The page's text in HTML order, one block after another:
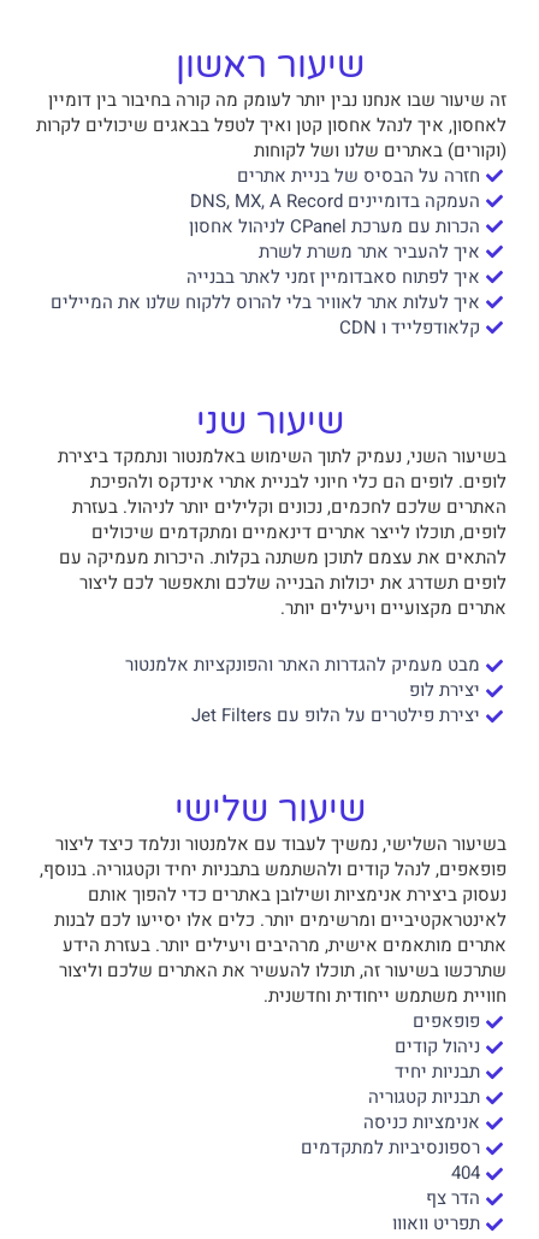
שיעור ראשון
זה שיעור שבו אנחנו נבין יותר לעומק מה קורה בחיבור בין דומיין
לאחסון, איך לנהל אחסון קטן ואיך לטפל בבאגים שיכולים לקרות
(וקורים) באתרים שלנו ושל לקוחות
חזרה על הבסיס של בניית אתרים
העמקה בדומיינים DNS, MX, A Record
הכרות עם מערכת CPanel לניהול אחסון
איך להעביר אתר משרת לשרת
איך לפתוח סאבדומיין זמני לאתר בבנייה
איך לעלות אתר לאוויר בלי להרוס ללקוח שלנו את המיילים
קלאודפלייד ו CDN
שיעור שני
בשיעור השני, נעמיק לתוך השימוש באלמנטור ונתמקד ביצירת
לופים. לופים הם כלי חיוני לבניית אתרי אינדקס ולהפיכת
האתרים שלכם לחכמים, נכונים וקלילים יותר לניהול. בעזרת
לופים, תוכלו לייצר אתרים דינאמיים ומתקדמים שיכולים
להתאים את עצמם לתוכן משתנה בקלות. היכרות מעמיקה עם
לופים תשדרג את יכולות הבנייה שלכם ותאפשר לכם ליצור
אתרים מקצועיים ויעילים יותר.
מבט מעמיק להגדרות האתר והפונקציות אלמנטור
יצירת לופ
יצירת פילטרים על הלופ עם Jet Filters
שיעור שלישי
בשיעור השלישי, נמשיך לעבוד עם אלמנטור ונלמד כיצד ליצור
פופאפים, לנהל קודים ולהשתמש בתבניות יחיד וקטגוריה. בנוסף,
נעסוק ביצירת אנימציות ושילובן באתרים כדי להפוך אותם
לאינטראקטיביים ומרשימים יותר. כלים אלו יסייעו לכם לבנות
אתרים מותאמים אישית, מרהיבים ויעילים יותר. בעזרת הידע
שתרכשו בשיעור זה, תוכלו להעשיר את האתרים שלכם וליצור
חוויית משתמש ייחודית וחדשנית.
פופאפים
ניהול קודים
תבניות יחיד
תבניות קטגוריה
אנימציות כניסה
רספונסיביות למתקדמים
404
הדר צף
תפריט וואווו